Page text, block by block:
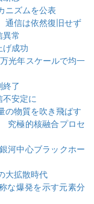
ニズムを公表
通信は依然復旧せず
常
成功
光年スケールで均一
了
安定に
の物質を吹き飛ばす
究極的核融合プロセ
河中心ブラックホー
大拡散時代
な爆発を示す元素分